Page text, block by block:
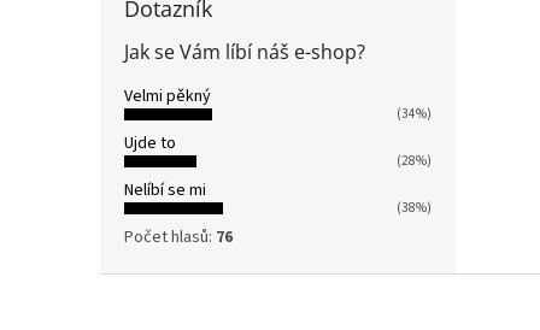
Dotazník
Jak se Vám líbí náš e-shop?
Velmi pěkný
(34%)
Ujde to
(28%)
Nelíbí se mi
(38%)
Počet hlasů: 76